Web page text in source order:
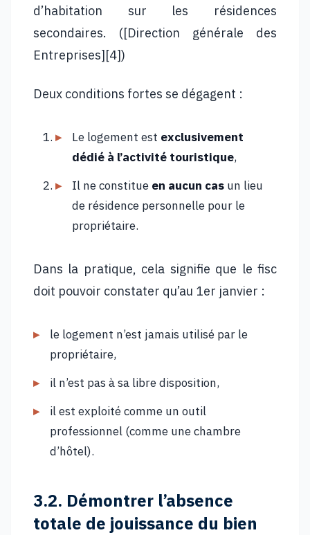
d’habitation sur les résidences
secondaires. ([Direction générale des
Entreprises][4])
Deux conditions fortes se dégagent :
Le logement est exclusivement
dédié à l’activité touristique,
Il ne constitue en aucun cas un lieu
de résidence personnelle pour le
propriétaire.
Dans la pratique, cela signifie que le fisc
doit pouvoir constater qu’au 1er janvier :
le logement n’est jamais utilisé par le
propriétaire,
il n’est pas à sa libre disposition,
il est exploité comme un outil
professionnel (comme une chambre
d’hôtel).
3.2. Démontrer l’absence
totale de jouissance du bien